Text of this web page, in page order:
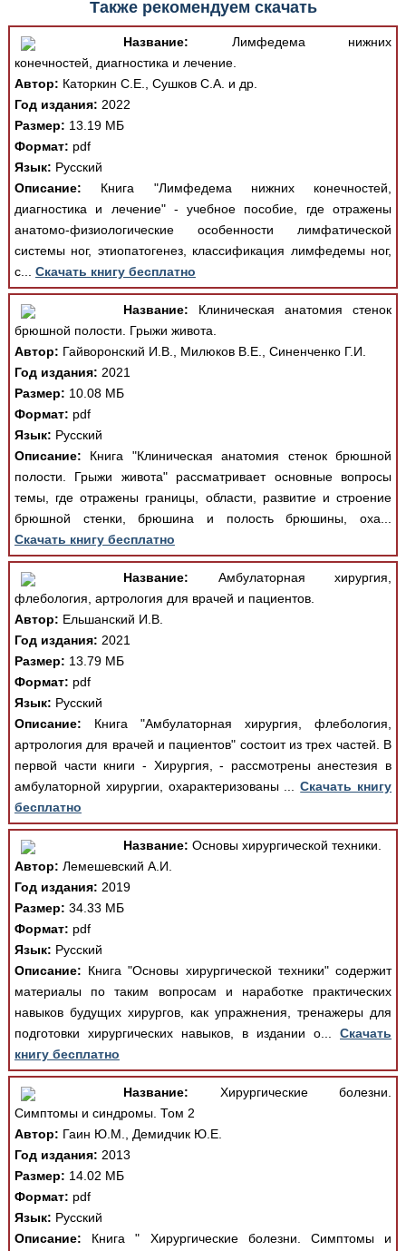
Также рекомендуем скачать
Название: Лимфедема нижних
конечностей, диагностика и лечение.
Автор: Каторкин С.Е., Сушков С.А. и др.
Год издания: 2022
Размер: 13.19 МБ
Формат: pdf
Язык: Русский
Описание: Книга "Лимфедема нижних конечностей,
диагностика и лечение" - учебное пособие, где отражены
анатомо-физиологические особенности лимфатической
системы ног, этиопатогенез, классификация лимфедемы ног,
с... Скачать книгу бесплатно
Название: Клиническая анатомия стенок
брюшной полости. Грыжи живота.
Автор: Гайворонский И.В., Милюков В.Е., Синенченко Г.И.
Год издания: 2021
Размер: 10.08 МБ
Формат: pdf
Язык: Русский
Описание: Книга "Клиническая анатомия стенок брюшной
полости. Грыжи живота" рассматривает основные вопросы
темы, где отражены границы, области, развитие и строение
брюшной стенки, брюшина и полость брюшины, оха...
Скачать книгу бесплатно
Название: Амбулаторная хирургия,
флебология, артрология для врачей и пациентов.
Автор: Ельшанский И.В.
Год издания: 2021
Размер: 13.79 МБ
Формат: pdf
Язык: Русский
Описание: Книга "Амбулаторная хирургия, флебология,
артрология для врачей и пациентов" состоит из трех частей. В
первой части книги - Хирургия, - рассмотрены анестезия в
амбулаторной хирургии, охарактеризованы ...Скачать книгу
бесплатно
Название: Основы хирургической техники.
Автор: Лемешевский А.И.
Год издания: 2019
Размер: 34.33 МБ
Формат: pdf
Язык: Русский
Описание: Книга "Основы хирургической техники" содержит
материалы по таким вопросам и наработке практических
навыков будущих хирургов, как упражнения, тренажеры для
подготовки хирургических навыков, в издании о...Скачать
книгу бесплатно
Название: Хирургические болезни.
Симптомы и синдромы. Том 2
Автор: Гаин Ю.М., Демидчик Ю.Е.
Год издания: 2013
Размер: 14.02 МБ
Формат: pdf
Язык: Русский
Описание: Книга " Хирургические болезни. Симптомы и